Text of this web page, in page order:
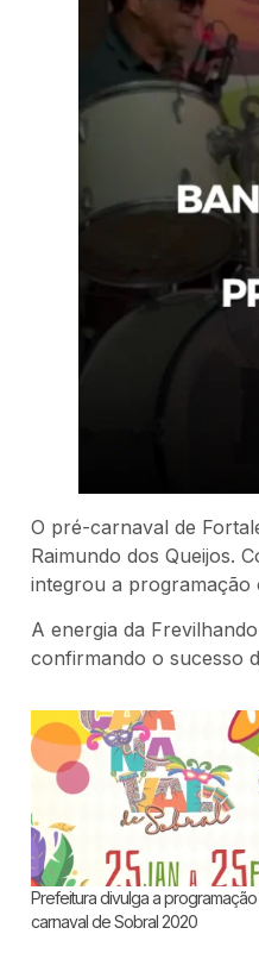
O pré-carnaval de
Raimundo dos Queijos.
integrou a programação
A energia da
confirmando o sucesso
Prefeitura divulga a
carnaval de Sobral 2020